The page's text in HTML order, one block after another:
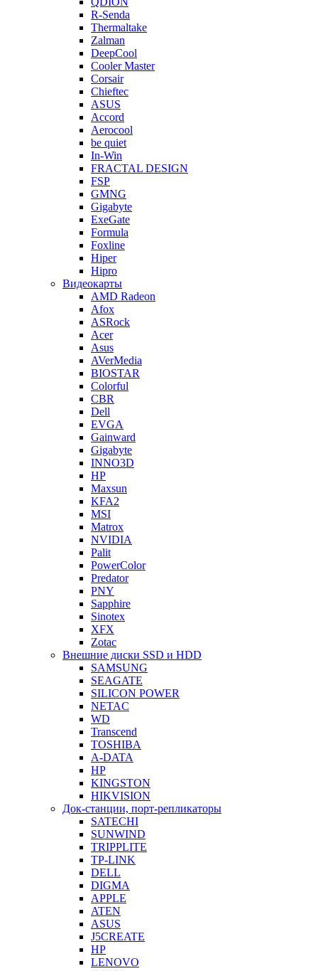
R-Senda
Thermaltake
Zalman
DeepCool
Cooler Master
Corsair
Chieftec
ASUS
Accord
Aerocool
be quiet
In-Win
FRACTAL DESIGN
FSP
GMNG
Gigabyte
ExeGate
Formula
Foxline
Hiper
Hipro
Видеокарты
AMD Radeon
Afox
ASRock
Acer
Asus
AVerMedia
BIOSTAR
Colorful
CBR
Dell
EVGA
Gainward
Gigabyte
INNO3D
HP
Maxsun
KFA2
MSI
Matrox
NVIDIA
Palit
PowerColor
Predator
PNY
Sapphire
Sinotex
XFX
Zotac
Внешние диски SSD и HDD
SAMSUNG
SEAGATE
SILICON POWER
NETAC
WD
Transcend
TOSHIBA
A-DATA
HP
KINGSTON
HIKVISION
Док-станции, порт-репликаторы
SATECHI
SUNWIND
TRIPPLITE
TP-LINK
DELL
DIGMA
APPLE
ATEN
ASUS
J5CREATE
HP
LENOVO